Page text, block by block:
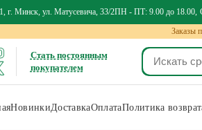
г. Минск, ул. Матусевича, 33/2ПН - ПТ: 9.00 до 18.00
Заказы
Стать постоянным
покупателем
НовинкиДоставкаОплатаПолитика